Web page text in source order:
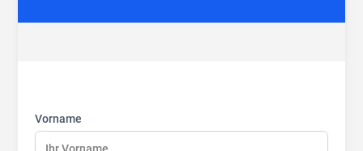
name:
name:
name:
Vorname